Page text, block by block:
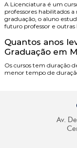
A Licenciatura é um
professores habilitados
graduação, o aluno
futuro professor e outras
Quantos anos
Graduação em
Os cursos tem duração
menor tempo de
Av.